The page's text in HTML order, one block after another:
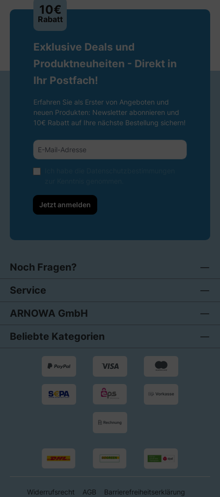
10€
Rabatt
Exklusive Deals und
Produktneuheiten - Direkt in
Ihr Postfach!
Erfahren Sie als Erster von Angeboten und
neuen Produkten: Newsletter abonnieren und
10€ Rabatt auf Ihre nächste Bestellung sichern!
Jetzt anmelden
Noch Fragen?
Service
ARNOWA GmbH
Beliebte Kategorien
Widerrufsrecht AGB Barrierefreiheitserklärung